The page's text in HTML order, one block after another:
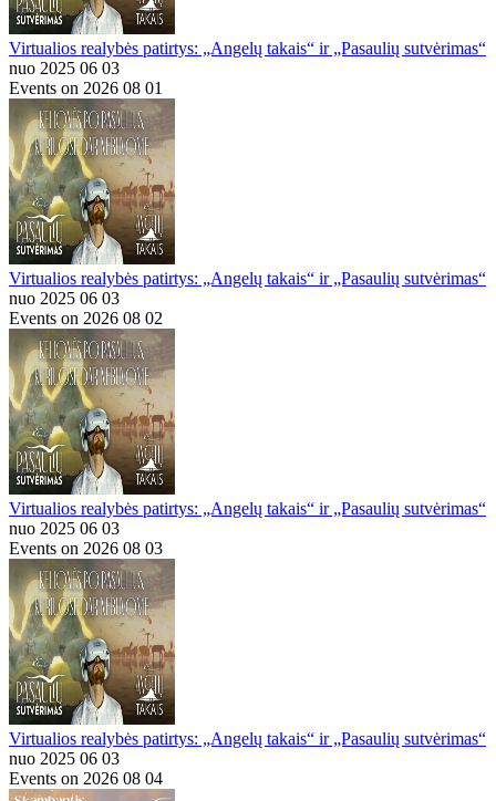
Virtualios realybės patirtys: „Angelų takais“ ir „Pasaulių sutvėrimas“
nuo 2025 06 03
Events on 2026 08 01
Virtualios realybės patirtys: „Angelų takais“ ir „Pasaulių sutvėrimas“
nuo 2025 06 03
Events on 2026 08 02
Virtualios realybės patirtys: „Angelų takais“ ir „Pasaulių sutvėrimas“
nuo 2025 06 03
Events on 2026 08 03
Virtualios realybės patirtys: „Angelų takais“ ir „Pasaulių sutvėrimas“
nuo 2025 06 03
Events on 2026 08 04